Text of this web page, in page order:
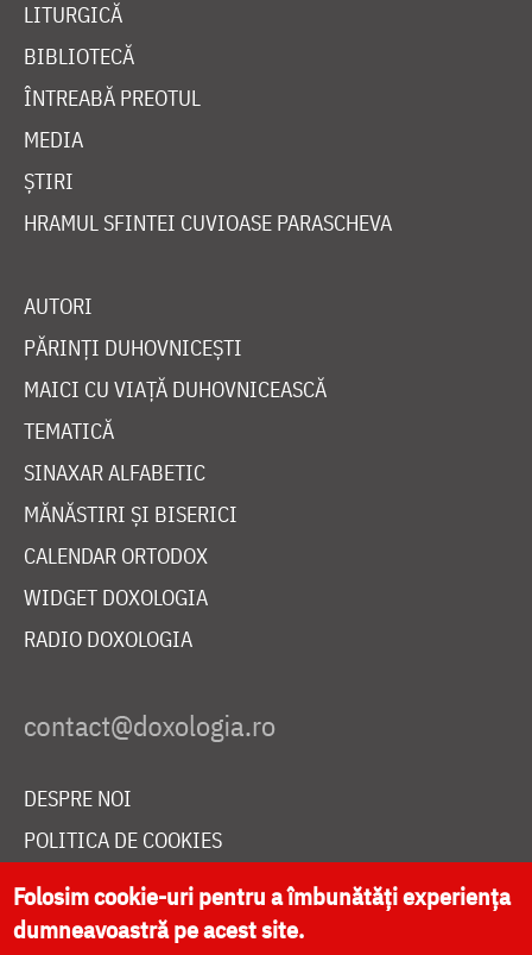
LITURGICĂ
BIBLIOTECĂ
ÎNTREABĂ PREOTUL
MEDIA
ȘTIRI
HRAMUL SFINTEI CUVIOASE PARASCHEVA
AUTORI
PĂRINȚI DUHOVNICEȘTI
MAICI CU VIAȚĂ DUHOVNICEASCĂ
TEMATICĂ
SINAXAR ALFABETIC
MĂNĂSTIRI ȘI BISERICI
CALENDAR ORTODOX
WIDGET DOXOLOGIA
RADIO DOXOLOGIA
DESPRE NOI
POLITICA DE COOKIES
DONEAZĂ ONLINE PENTRU CATEDRALA NAȚIONALĂ
Folosim cookie-uri pentru a îmbunătăți experiența
dumneavoastră pe acest site.